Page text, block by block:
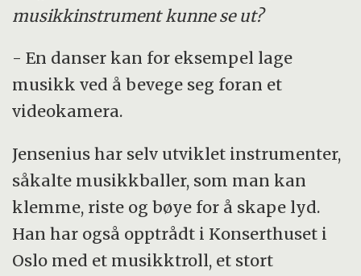
musikkinstrument kunne se ut?
- En danser kan for eksempel lage
musikk ved å bevege seg foran et
videokamera.
Jensenius har selv utviklet instrumenter,
såkalte musikkballer, som man kan
klemme, riste og bøye for å skape lyd.
Han har også opptrådt i Konserthuset i
Oslo med et musikktroll, et stort